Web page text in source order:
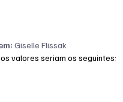
Giselle Flissak
valores seriam os seguintes: